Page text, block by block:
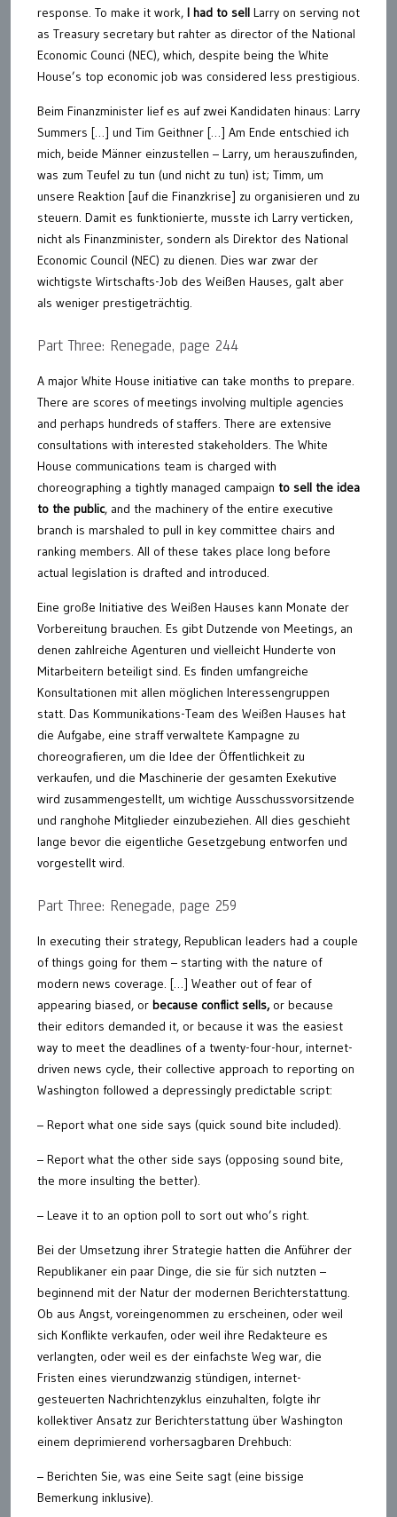
response. To make it work, I had to sell Larry on serving not
as Treasury secretary but rahter as director of the National
Economic Counci (NEC), which, despite being the White
House’s top economic job was considered less prestigious.
Beim Finanzminister lief es auf zwei Kandidaten hinaus: Larry
Summers […] und Tim Geithner […] Am Ende entschied ich
mich, beide Männer einzustellen – Larry, um herauszufinden,
was zum Teufel zu tun (und nicht zu tun) ist; Timm, um
unsere Reaktion [auf die Finanzkrise] zu organisieren und zu
steuern. Damit es funktionierte, musste ich Larry verticken,
nicht als Finanzminister, sondern als Direktor des National
Economic Council (NEC) zu dienen. Dies war zwar der
wichtigste Wirtschafts-Job des Weißen Hauses, galt aber
als weniger prestigeträchtig.
Part Three: Renegade, page 244
A major White House initiative can take months to prepare.
There are scores of meetings involving multiple agencies
and perhaps hundreds of staffers. There are extensive
consultations with interested stakeholders. The White
House communications team is charged with
choreographing a tightly managed campaign to sell the idea
to the public, and the machinery of the entire executive
branch is marshaled to pull in key committee chairs and
ranking members. All of these takes place long before
actual legislation is drafted and introduced.
Eine große Initiative des Weißen Hauses kann Monate der
Vorbereitung brauchen. Es gibt Dutzende von Meetings, an
denen zahlreiche Agenturen und vielleicht Hunderte von
Mitarbeitern beteiligt sind. Es finden umfangreiche
Konsultationen mit allen möglichen Interessengruppen
statt. Das Kommunikations-Team des Weißen Hauses hat
die Aufgabe, eine straff verwaltete Kampagne zu
choreografieren, um die Idee der Öffentlichkeit zu
verkaufen, und die Maschinerie der gesamten Exekutive
wird zusammengestellt, um wichtige Ausschussvorsitzende
und ranghohe Mitglieder einzubeziehen. All dies geschieht
lange bevor die eigentliche Gesetzgebung entworfen und
vorgestellt wird.
Part Three: Renegade, page 259
In executing their strategy, Republican leaders had a couple
of things going for them – starting with the nature of
modern news coverage. […] Weather out of fear of
appearing biased, or because conflict sells, or because
their editors demanded it, or because it was the easiest
way to meet the deadlines of a twenty-four-hour, internet-
driven news cycle, their collective approach to reporting on
Washington followed a depressingly predictable script:
– Report what one side says (quick sound bite included).
– Report what the other side says (opposing sound bite,
the more insulting the better).
– Leave it to an option poll to sort out who’s right.
Bei der Umsetzung ihrer Strategie hatten die Anführer der
Republikaner ein paar Dinge, die sie für sich nutzten –
beginnend mit der Natur der modernen Berichterstattung.
Ob aus Angst, voreingenommen zu erscheinen, oder weil
sich Konflikte verkaufen, oder weil ihre Redakteure es
verlangten, oder weil es der einfachste Weg war, die
Fristen eines vierundzwanzig stündigen, internet-
gesteuerten Nachrichtenzyklus einzuhalten, folgte ihr
kollektiver Ansatz zur Berichterstattung über Washington
einem deprimierend vorhersagbaren Drehbuch:
– Berichten Sie, was eine Seite sagt (eine bissige
Bemerkung inklusive).